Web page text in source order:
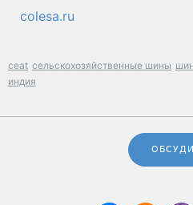
colesa.ru
ceat сельскохозяйственные шины
индия